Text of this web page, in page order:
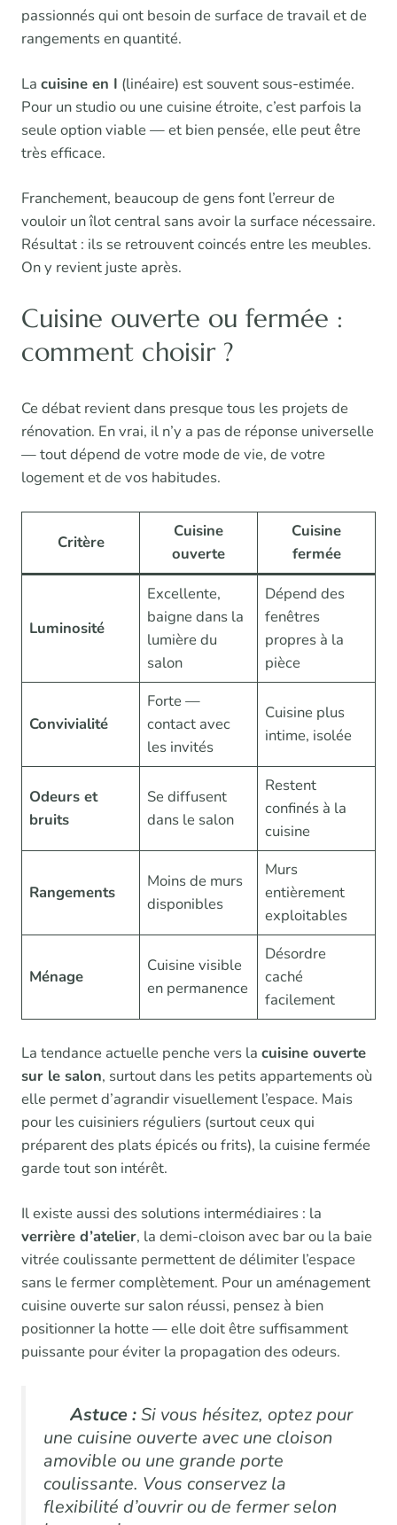
passionnés qui ont besoin de surface de travail et de
rangements en quantité.
La cuisine en I (linéaire) est souvent sous-estimée.
Pour un studio ou une cuisine étroite, c’est parfois la
seule option viable — et bien pensée, elle peut être
très efficace.
Franchement, beaucoup de gens font l’erreur de
vouloir un îlot central sans avoir la surface nécessaire.
Résultat : ils se retrouvent coincés entre les meubles.
On y revient juste après.
Cuisine ouverte ou fermée :
comment choisir ?
Ce débat revient dans presque tous les projets de
rénovation. En vrai, il n’y a pas de réponse universelle
— tout dépend de votre mode de vie, de votre
logement et de vos habitudes.
Critère
Cuisine
ouverte
Cuisine
fermée
Luminosité
Excellente,
baigne dans la
lumière du
salon
Dépend des
fenêtres
propres à la
pièce
Convivialité
Forte —
contact avec
les invités
Cuisine plus
intime, isolée
Odeurs et
bruits
Se diffusent
dans le salon
Restent
confinés à la
cuisine
Rangements
Moins de murs
disponibles
Murs
entièrement
exploitables
Ménage
Cuisine visible
en permanence
Désordre
caché
facilement
La tendance actuelle penche vers la cuisine ouverte
sur le salon, surtout dans les petits appartements où
elle permet d’agrandir visuellement l’espace. Mais
pour les cuisiniers réguliers (surtout ceux qui
préparent des plats épicés ou frits), la cuisine fermée
garde tout son intérêt.
Il existe aussi des solutions intermédiaires : la
verrière d’atelier, la demi-cloison avec bar ou la baie
vitrée coulissante permettent de délimiter l’espace
sans le fermer complètement. Pour un aménagement
cuisine ouverte sur salon réussi, pensez à bien
positionner la hotte — elle doit être suffisamment
puissante pour éviter la propagation des odeurs.
Astuce :Si vous hésitez, optez pour
une cuisine ouverte avec une cloison
amovible ou une grande porte
coulissante. Vous conservez la
flexibilité d’ouvrir ou de fermer selon